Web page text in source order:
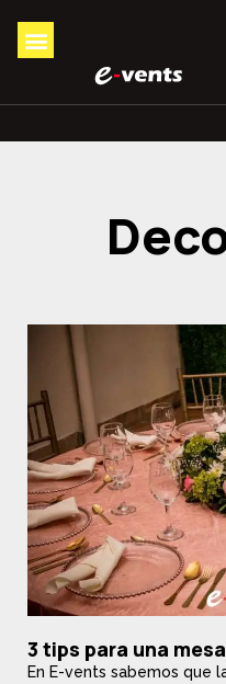
3 tips para una
En E-vents sabemos que